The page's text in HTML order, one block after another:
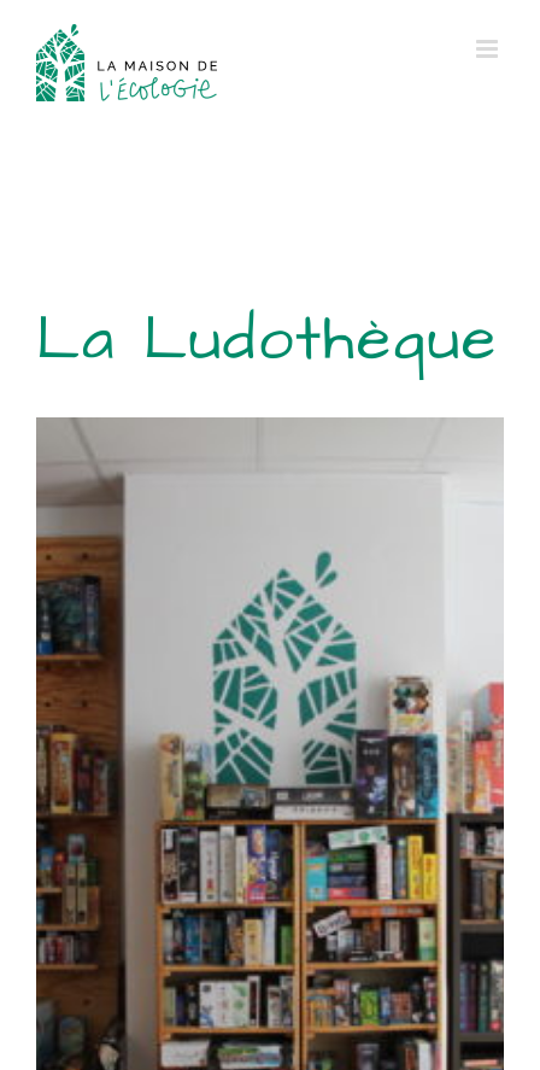
contenu
La Ludothèque